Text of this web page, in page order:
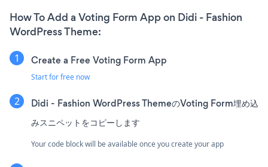
How To Add a Voting Form App on Didi - Fashion
WordPress Theme:
Create a Free Voting Form App
Start for free now
Didi - Fashion WordPress ThemeのVoting Form埋め込
みスニペットをコピーします
Your code block will be available once you create your app